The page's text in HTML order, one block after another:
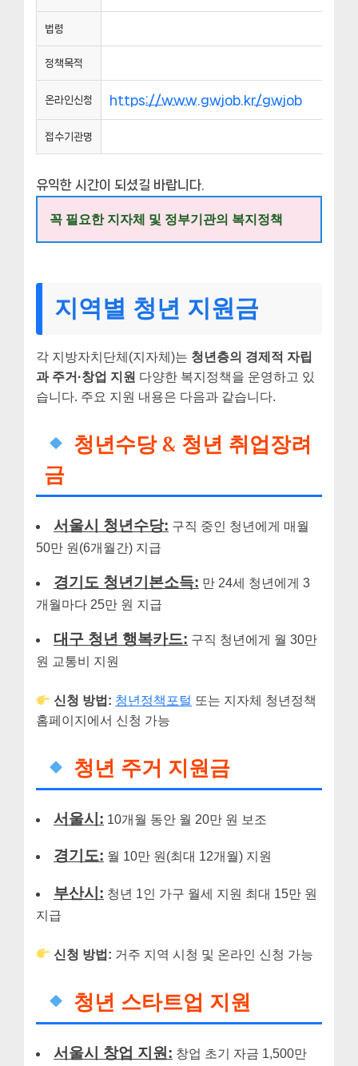
법령
정책목적
온라인신청 https://www.gwjob.kr/gwjob
접수기관명
유익한 시간이 되셨길 바랍니다.
꼭 필요한 지자체 및 정부기관의 복지정책
지역별 청년 지원금
각 지방자치단체(지자체)는 청년층의 경제적 자립
과 주거·창업 지원 다양한 복지정책을 운영하고 있
습니다. 주요 지원 내용은 다음과 같습니다.
청년수당 & 청년 취업장려
금
서울시 청년수당: 구직 중인 청년에게 매월
50만 원(6개월간) 지급
경기도 청년기본소득: 만 24세 청년에게 3
개월마다 25만 원 지급
대구 청년 행복카드: 구직 청년에게 월 30만
원 교통비 지원
신청 방법: 청년정책포털 또는 지자체 청년정책
홈페이지에서 신청 가능
청년 주거 지원금
서울시: 10개월 동안 월 20만 원 보조
경기도: 월 10만 원(최대 12개월) 지원
부산시: 청년 1인 가구 월세 지원 최대 15만 원
지급
신청 방법: 거주 지역 시청 및 온라인 신청 가능
청년 스타트업 지원
서울시 창업 지원: 창업 초기 자금 1,500만